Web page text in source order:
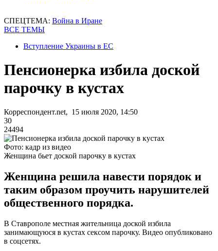
СПЕЦТЕМА: Война в Иране
ВСЕ ТЕМЫ
Вступление Украины в ЕС
Пенсионерка избила доской
парочку в кустах
Корреспондент.net, 15 июля 2020, 14:50
30
24494
Фото: кадр из видео
Женщина бьет доской парочку в кустах
Женщина решила навести порядок и
таким образом проучить нарушителей
общественного порядка.
В Ставрополе местная жительница доской избила
занимающуюся в кустах сексом парочку. Видео опубликовано
в соцсетях.